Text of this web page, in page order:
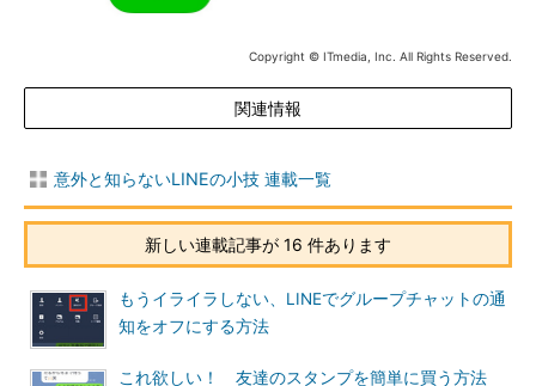
Copyright © ITmedia, Inc. All Rights Reserved.
関連情報
意外と知らないLINEの小技 連載一覧
新しい連載記事が 16 件あります
もうイライラしない、LINEでグループチャットの通
知をオフにする方法
これ欲しい！ 友達のスタンプを簡単に買う方法